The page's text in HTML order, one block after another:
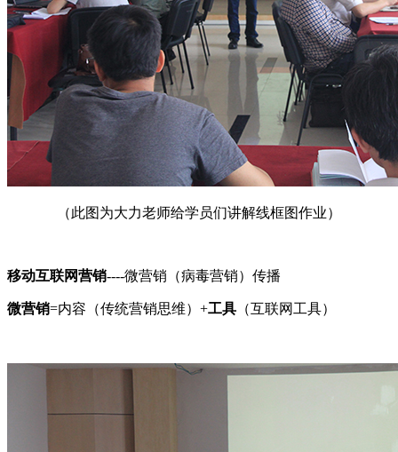
（此图为大力老师给学员们讲解线框图作业）
移动互联网营销----微营销（病毒营销）传播
微营销=内容（传统营销思维）+工具 （互联网工具）